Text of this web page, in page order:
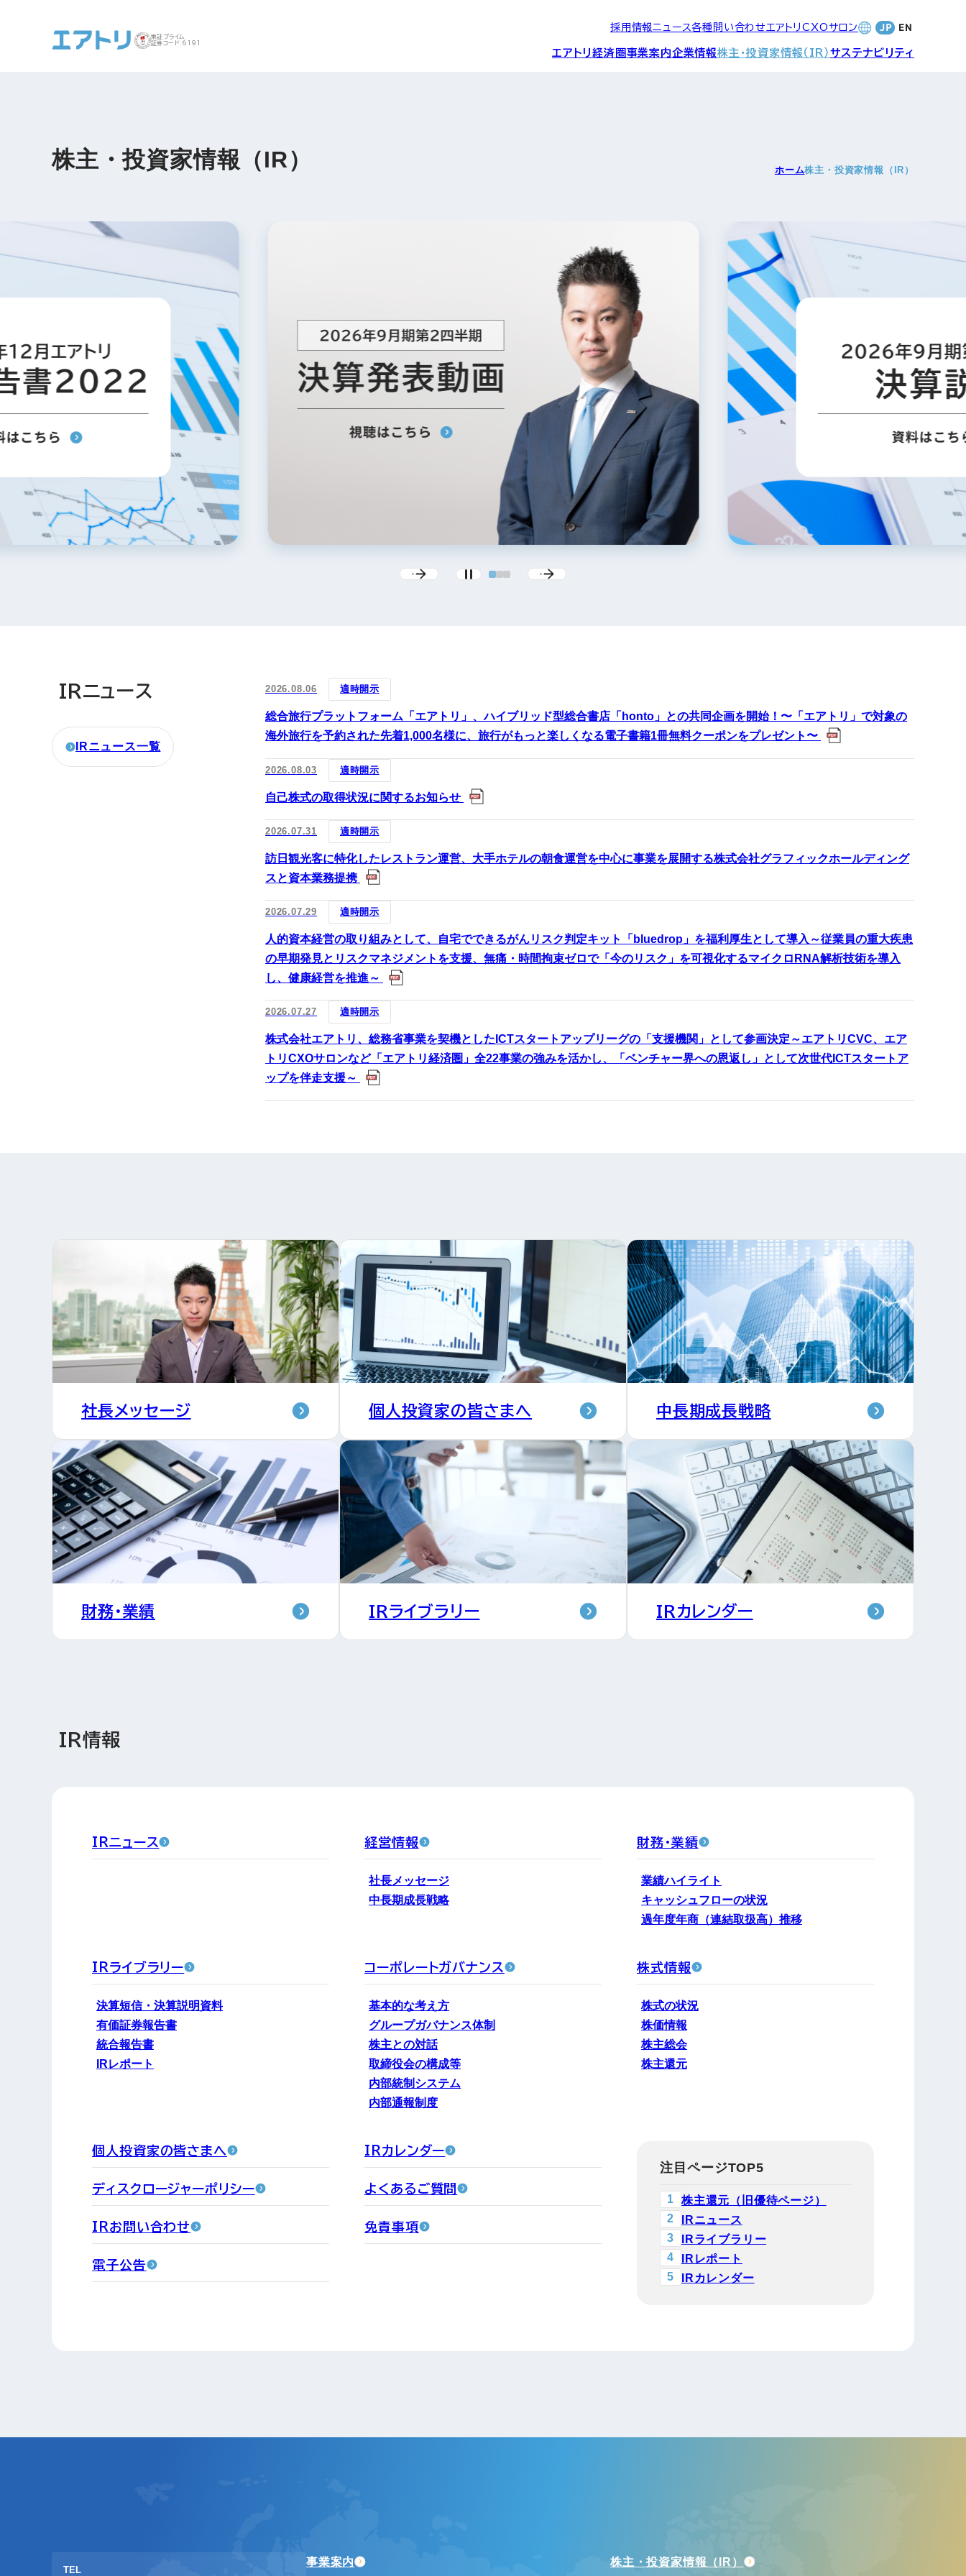
東証プライム
証券コード:6191
採用情報ニュース各種問い合わせ エアトリCXOサロン
エアトリ経済圏 事業案内
マッチングプラットフォ
ーム事業・
デジタルマーケティング
事業
CXOコミュニティ事業
HRコンサルティング事業 航空会社総代理店事業 レンタカー事業
エンタープライズDX開発
法人DX推進事業・
ヘルスケア事業
人材ソリューション事業
事業
企業情報
創業者・役員
プロフィール
エアトリグループ・役員
プロフィール
社外アドバイザー
プロフィール
旅行業者取扱額
（観光庁公表）
株主・投資家情報（IR）
ディスクロージャーポリ
シー
よくあるご質問
IRお問い合わせ 免責事項 電子公告
サステナビリティ
ップ
株主・投資家情報（IR） ホーム株主・投資家情報（IR）
IRニュース
IRニュース一覧
2026.08.06 適時開示
総合旅行プラットフォーム「エアトリ」、ハイブリッド型総合書店「honto」との共同企画を開始！〜「エアトリ」で対象の
海外旅行を予約された先着1,000名様に、旅行がもっと楽しくなる電子書籍1冊無料クーポンをプレゼント〜
2026.08.03 適時開示
自己株式の取得状況に関するお知らせ
2026.07.31 適時開示
訪日観光客に特化したレストラン運営、大手ホテルの朝食運営を中心に事業を展開する株式会社グラフィックホールディング
スと資本業務提携
2026.07.29 適時開示
人的資本経営の取り組みとして、自宅でできるがんリスク判定キット「bluedrop」を福利厚生として導入～従業員の重大疾患
の早期発見とリスクマネジメントを支援、無痛・時間拘束ゼロで「今のリスク」を可視化するマイクロRNA解析技術を導入
し、健康経営を推進～
2026.07.27 適時開示
株式会社エアトリ、総務省事業を契機としたICTスタートアップリーグの「支援機関」として参画決定～エアトリCVC、エア
トリCXOサロンなど「エアトリ経済圏」全22事業の強みを活かし、「ベンチャー界への恩返し」として次世代ICTスタートア
ップを伴走支援～
社長メッセージ 個人投資家の皆さまへ 中長期成長戦略
財務・業績 IRライブラリー IRカレンダー
IR情報
IRニュース 経営情報
社長メッセージ
中長期成長戦略
財務・業績
業績ハイライト
キャッシュフローの状況
過年度年商（連結取扱高）推移
IRライブラリー
決算短信・決算説明資料
有価証券報告書
統合報告書
IRレポート
コーポレートガバナンス
基本的な考え方
グループガバナンス体制
株主との対話
取締役会の構成等
内部統制システム
内部通報制度
株式情報
株式の状況
株価情報
株主総会
株主還元
個人投資家の皆さまへ
ディスクロージャーポリシー
IRお問い合わせ
電子公告
IRカレンダー
よくあるご質問
免責事項
注目ページTOP5
株主還元（旧優待ページ）
IRニュース
IRライブラリー
IRレポート
IRカレンダー
TEL
事業案内 株主・投資家情報（IR）